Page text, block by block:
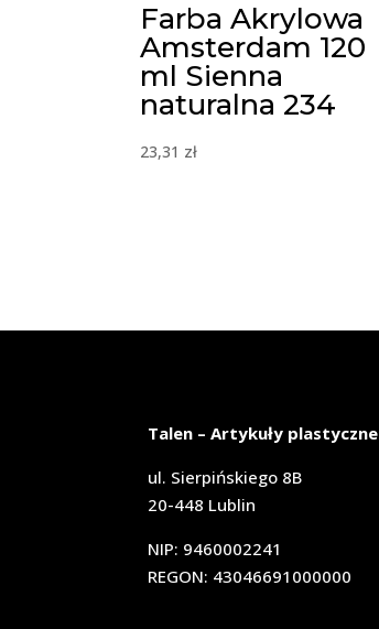
Farba Akrylowa
Amsterdam 120
ml Sienna
naturalna 234
23,31 zł
Talen – Artykuły plastyczne
ul. Sierpińskiego 8B
20-448 Lublin
NIP: 9460002241
REGON: 43046691000000